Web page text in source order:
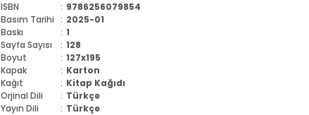
ISBN : 9786256079854
Basım Tarihi : 2025-01
Baskı
: 1
Sayfa Sayısı
: 128
Boyut
: 127x195
Kapak
: Karton
Kağıt
: Kitap Kağıdı
Orjinal Dili
: Türkçe
Yayın Dili
: Türkçe